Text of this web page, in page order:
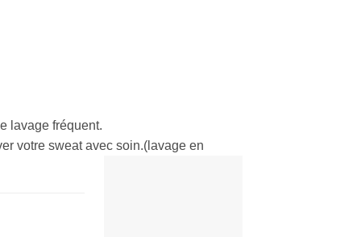
lavage fréquent.
votre sweat avec soin.(lavage en